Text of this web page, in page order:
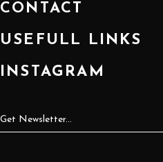
CONTACT
USEFULL LINKS
INSTAGRAM